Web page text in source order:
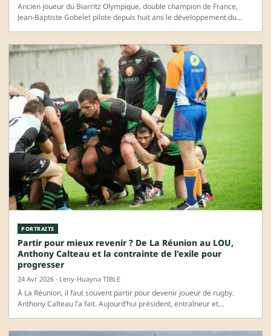
Ancien joueur du Biarritz Olympique, double champion de France,
Jean-Baptiste Gobelet pilote depuis huit ans le développement du
PORTRAITS
Partir pour mieux revenir ? De La Réunion au LOU,
Anthony Calteau et la contrainte de l'exile pour
progresser
24 Avr 2026 · Leny-Huayna TIBLE
À La Réunion, il faut souvent partir pour devenir joueur de rugby.
Anthony Calteau l’a fait. Aujourd’hui président, entraîneur et…